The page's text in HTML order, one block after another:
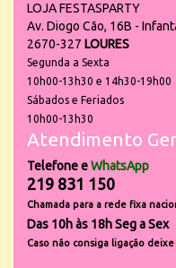
LOJA FESTASPARTY
Av. Diogo Cão, 16B -
2670-327 LOURES
Segunda a Sexta
10h00-13h30 e 14h30-19h00
Sábados e Feriados
10h00-13h30
Atendimento
Telefone eWhatsApp
219 831 150
Chamada para a rede fixa
Das 10h às 18h Seg a Sex
Caso não consiga ligação